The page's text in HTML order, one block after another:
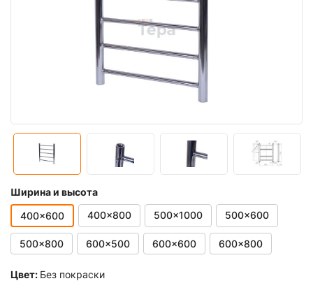
Ширина и высота
400x600
400x800 500x1000 500x600
500x800 600x500 600x600 600x800
Цвет: Без покраски